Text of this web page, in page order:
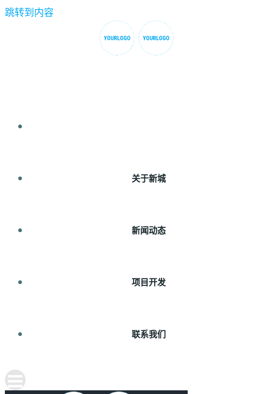
跳转到内容
关于新城
新闻动态
项目开发
联系我们